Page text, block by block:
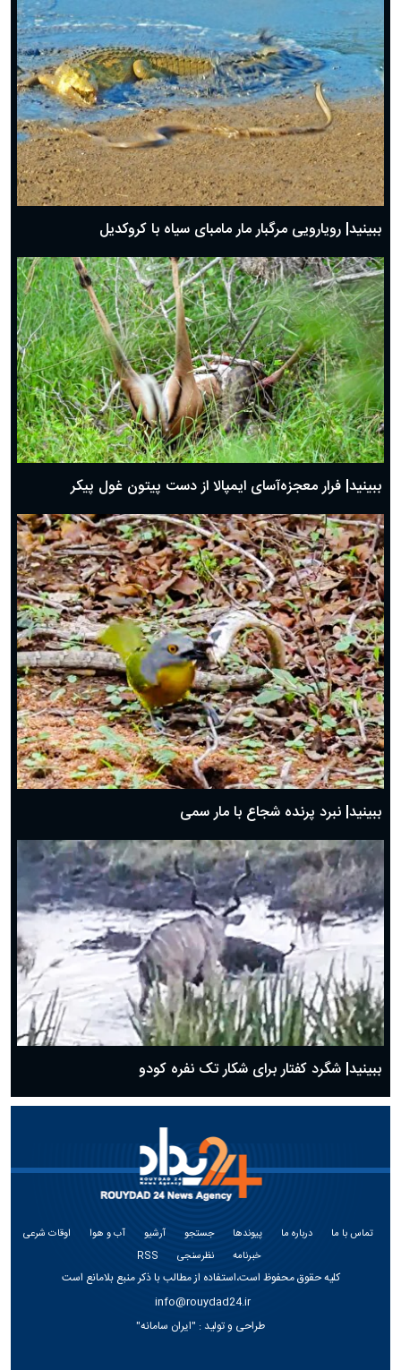
ببینید| رویارویی مرگبار مار مامبای سیاه با کروکدیل
ببینید| فرار معجزه‌آسای ایمپالا از دست پیتون غول پیکر
ببینید| نبرد پرنده شجاع با مار سمی
ببینید| شگرد کفتار برای شکار تک نفره کودو
تماس با ما درباره ما پیوندها جستجو آرشیو آب و هوا
اوقات شرعی
خبرنامه
نظرسنجی RSS
کلیه حقوق محفوظ است،استفاده از مطالب با ذکر منبع بلامانع است
info@rouydad24.ir
طراحی و تولید : "ایران سامانه"